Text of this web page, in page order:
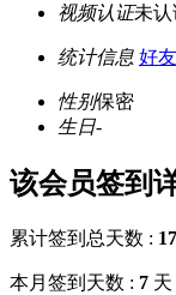
视频认证未认
统计信息 好
性别保密
生日-
该会员签到
累计签到总天数 :
本月签到天数 : 7 天